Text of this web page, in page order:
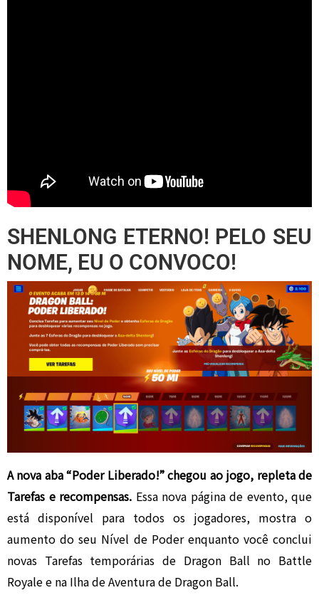
SHENLONG ETERNO! PELO SEU
NOME, EU O CONVOCO!
A nova aba “Poder Liberado!” chegou ao jogo, repleta de
Tarefas e recompensas. Essa nova página de evento, que
está disponível para todos os jogadores, mostra o
aumento do seu Nível de Poder enquanto você conclui
novas Tarefas temporárias de Dragon Ball no Battle
Royale e na Ilha de Aventura de Dragon Ball.